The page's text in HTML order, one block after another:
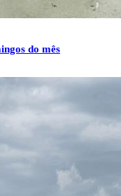
do mês